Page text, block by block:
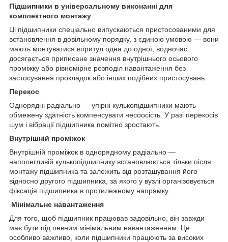
Підшипники в універсальному виконанні для
комплектного монтажу
Ці підшипники спеціально випускаються пристосованими для
встановлення в довільному порядку, з єдиною умовою — вони
мають монтуватися впритул одна до одної; водночас
досягається приписане значення внутрішнього осьового
проміжку або рівномірне розподіл навантаження без
застосування прокладок або інших подібних пристосувань.
Перекос
Однорядні радіально — упірні кулькопідшипники мають
обмежену здатність компенсувати несоосість. У разі перекосів
шум і вібрації підшипника помітно зростають.
Внутрішній проміжок
Внутрішній проміжок в однорядному радіально —
наполегливій кулькопідшипнику встановлюється тільки після
монтажу підшипника та залежить від розташування його
відносно другого підшипника, за якого у вузлі організовується
фіксація підшипника в протилежному напрямку.
Мінімальне навантаження
Для того, щоб підшипник працював задовільно, він завжди
має бути під певним мінімальним навантаженням. Це
особливо важливо, коли підшипники працюють за високих